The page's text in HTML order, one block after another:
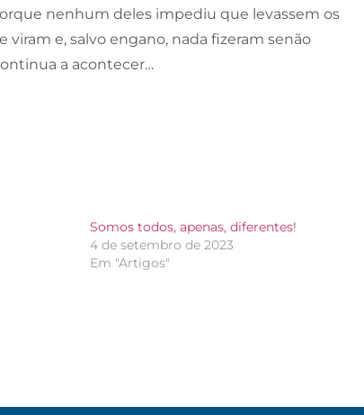
nenhum deles impediu que levassem os
e, salvo engano, nada fizeram senão
a acontecer…
Somos todos, apenas, diferentes!
4 de setembro de 2023
Em "Artigos"